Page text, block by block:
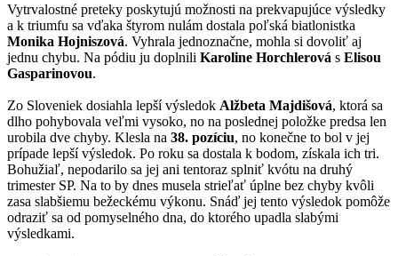
Vytrvalostné preteky poskytujú možnosti na prekvapujúce výsledky
a k triumfu sa vďaka štyrom nulám dostala poľská biatlonistka
Monika Hojniszová. Vyhrala jednoznačne, mohla si dovoliť aj
jednu chybu. Na pódiu ju doplnili Karoline Horchlerová s Elisou
Gasparinovou.
Zo Sloveniek dosiahla lepší výsledok Alžbeta Majdišová, ktorá sa
dlho pohybovala veľmi vysoko, no na poslednej položke predsa len
urobila dve chyby. Klesla na 38. pozíciu, no konečne to bol v jej
prípade lepší výsledok. Po roku sa dostala k bodom, získala ich tri.
Bohužiaľ, nepodarilo sa jej ani tentoraz splniť kvótu na druhý
trimester SP. Na to by dnes musela strieľať úplne bez chyby kvôli
zasa slabšiemu bežeckému výkonu. Snáď jej tento výsledok pomôže
odraziť sa od pomyselného dna, do ktorého upadla slabými
výsledkami.